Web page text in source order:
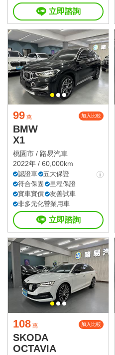
立即諮詢
99 萬 加入比較
BMW
X1
桃園市 / 路易汽車
2022年 / 60,000km
認證車
五大保證
符合保固
里程保證
實車實價
友善試車
非多元化營業用車
立即諮詢
108 萬 加入比較
SKODA
OCTAVIA